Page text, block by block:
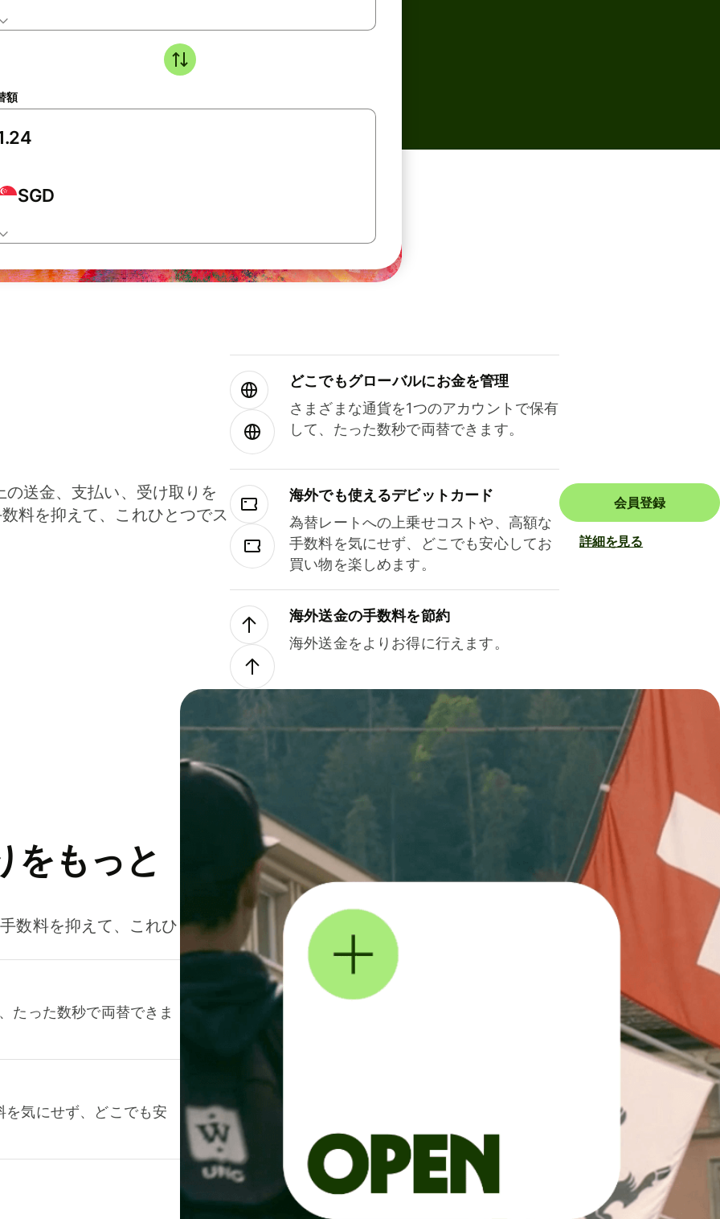
額
SGD
送金、支払い、受け取りを
料を抑えて、これひとつでス
どこでもグ⁠ロ⁠ー⁠バ⁠ルにお金を管理
さまざまな通貨を1つのアカウントで保有
して、たった数秒で両替できます。
海外でも使えるデビットカード
為替レートへの上乗せコストや、高額な
手数料を気にせず、どこでも安心してお
買い物を楽しめます。
海外送金の手数料を節約
海外送金をよりお得に行えます。
会員登録
詳細を見る
をもっと
数料を抑えて、これひ
たった数秒で両替できま
気にせず、どこでも安